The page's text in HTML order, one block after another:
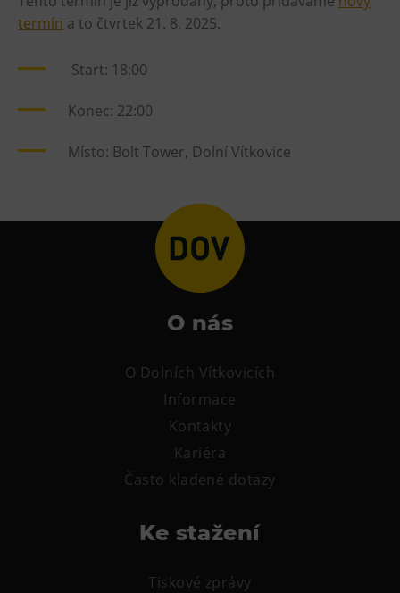
Heligonka
Lezecká stěna
Národní zemědělské muzeum
Hornické muzeum
Kavárna Velký Svět techniky
termín a to čtvrtek 21. 8. 2025.
Start: 18:00
Konec: 22:00
Místo: Bolt Tower, Dolní Vítkovice
O nás
O Dolních Vítkovicích
Informace
Kontakty
Kariéra
Často kladené dotazy
Ke stažení
Tiskové zprávy